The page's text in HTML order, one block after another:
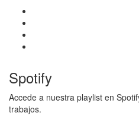
Spotify
Accede a nuestra playlist en
trabajos.